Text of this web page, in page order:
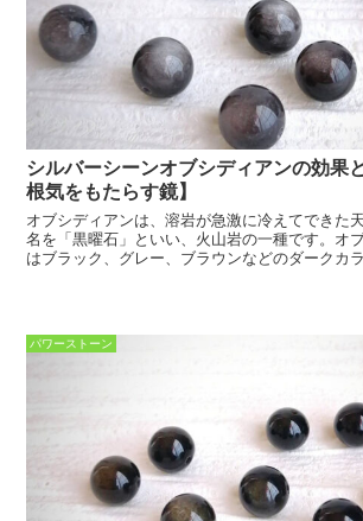
シルバーシーンオブシディアンの効果
根気をもたらす鏡】
オブシディアンは、溶岩が急激に冷えてできた
名を「黒曜石」といい、火山岩の一種です。オ
はブラック、グレー、ブラウンなどのダークカ
パワーストーン